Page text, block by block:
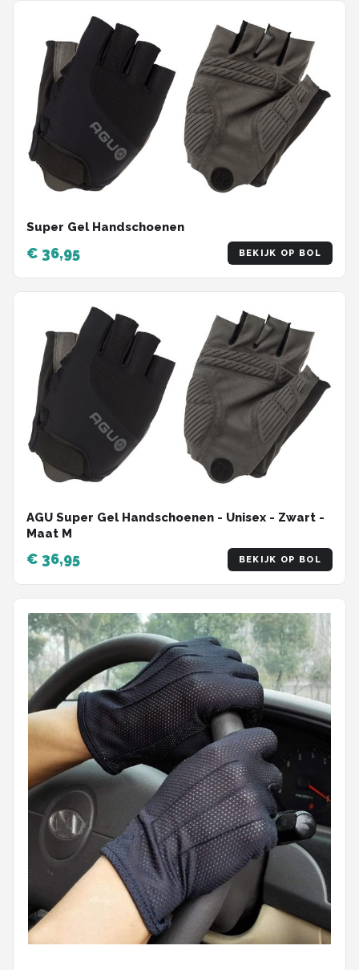
Super Gel Handschoenen
€ 36,95 BEKIJK OP BOL
AGU Super Gel Handschoenen - Unisex - Zwart -
Maat M
€ 36,95 BEKIJK OP BOL